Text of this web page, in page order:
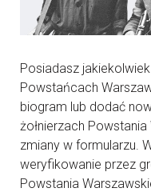
Posiadasz
Powstańcach
biogram lub dodać
żołnierzach
zmiany w formularzu.
weryfikowanie przez
Powstania